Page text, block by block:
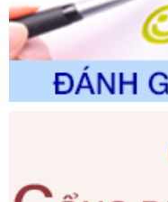
trong giải quyết thủtục
thuộc phạm vi giải
trường
Ngày ban hành: 01/06/
Số kí hiệu:2300/
Tên: V/v công bố
đổi, bổ sung và phê
giải quyết thủ tục
phạm vi chức năng
Ngày ban hành: 01/06/